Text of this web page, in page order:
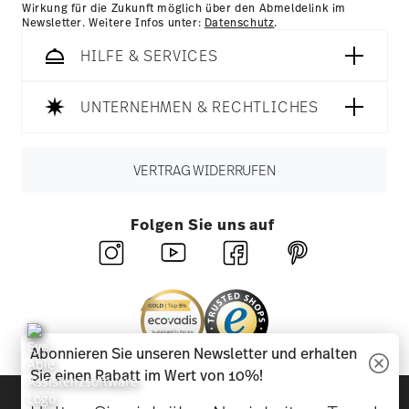
Wirkung für die Zukunft möglich über den Abmeldelink im
Newsletter. Weitere Infos unter: Datenschutz.
HILFE & SERVICES
UNTERNEHMEN & RECHTLICHES
VERTRAG WIDERRUFEN
Folgen Sie uns auf
Entdecken Sie unsere Marken
Abonnieren Sie unseren Newsletter und erhalten
Sie einen Rabatt im Wert von 10%!